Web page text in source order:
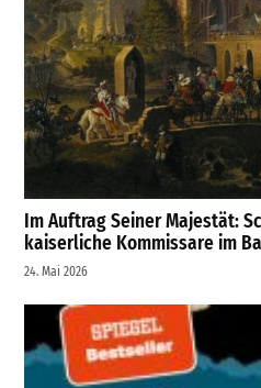
Im Auftrag Seiner Majestät:
kaiserliche Kommissare im
24. Mai 2026